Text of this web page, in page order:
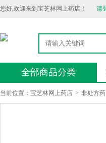
您好,欢迎来到宝芝林网上药店！ 请
全部商品分类
当前位置： 宝芝林网上药店 > 非处方药